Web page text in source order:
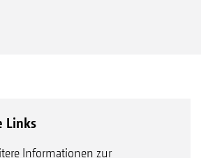
Links
Informationen zur